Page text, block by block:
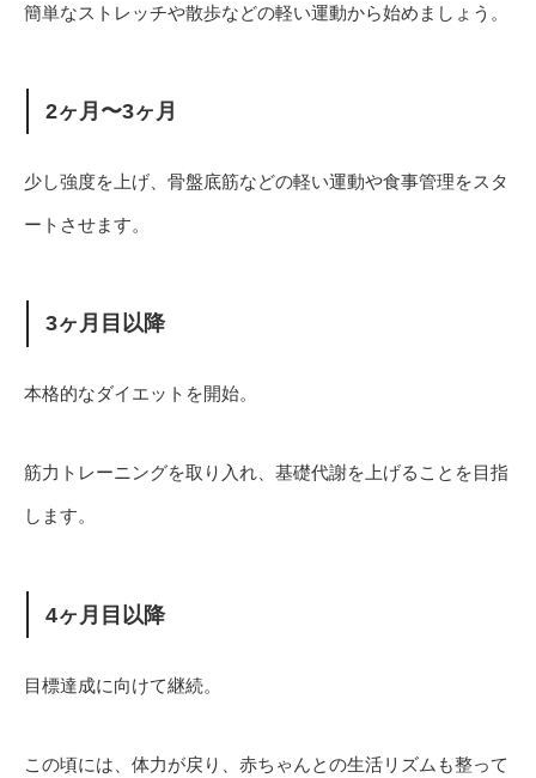
簡単なストレッチや散歩などの軽い運動から始めましょう。
2ヶ月〜3ヶ月
少し強度を上げ、骨盤底筋などの軽い運動や食事管理をスタ
ートさせます。
3ヶ月目以降
本格的なダイエットを開始。
筋力トレーニングを取り入れ、基礎代謝を上げることを目指
します。
4ヶ月目以降
目標達成に向けて継続。
この頃には、体力が戻り、赤ちゃんとの生活リズムも整って